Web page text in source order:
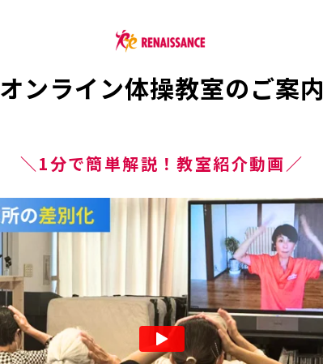
オンライン体操教室のご案内
＼1分で簡単解説！教室紹介動画／